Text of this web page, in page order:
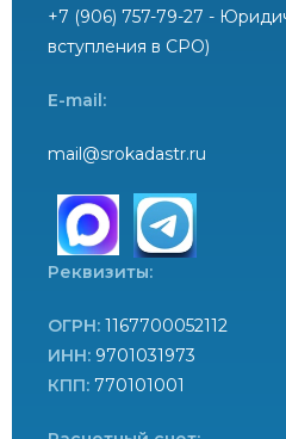
+7 (906) 757-79-27 -
вступления в СРО)
E-mail:
mail@srokadastr.ru
Реквизиты:
ОГРН: 1167700052112
ИНН: 9701031973
КПП: 770101001